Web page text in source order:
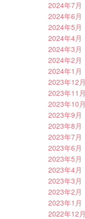
2024年7月
2024年6月
2024年5月
2024年4月
2024年3月
2024年2月
2024年1月
2023年12月
2023年11月
2023年10月
2023年9月
2023年8月
2023年7月
2023年6月
2023年5月
2023年4月
2023年3月
2023年2月
2023年1月
2022年12月